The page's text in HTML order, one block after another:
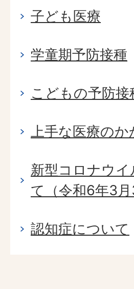
子ども医療
学童期予防接種
こどもの予防接
上手な医療の
新型コロナウ
て（令和6年3
認知症について